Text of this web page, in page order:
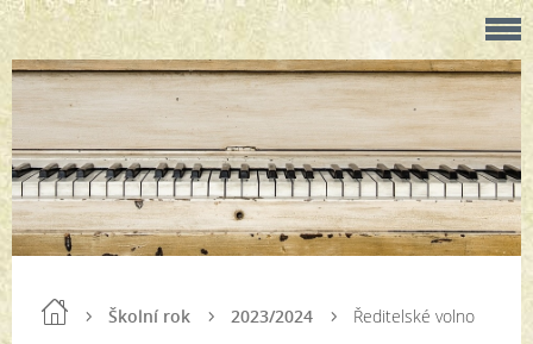
Školní rok 2023/2024 Ředitelské volno